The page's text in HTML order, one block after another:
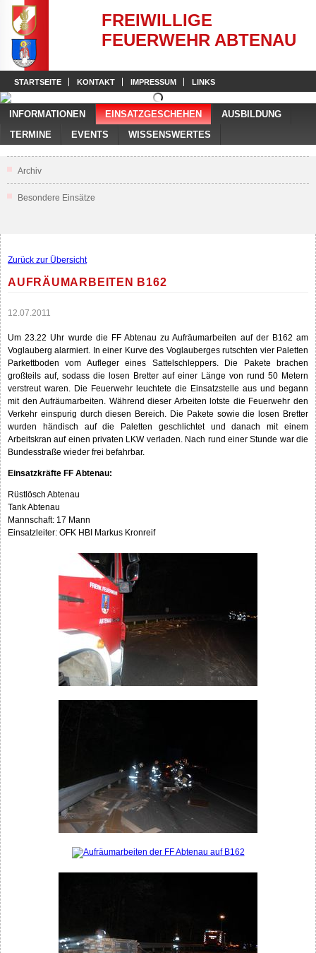
FREIWILLIGE
FEUERWEHR ABTENAU
STARTSEITE KONTAKT IMPRESSUM LINKS
INFORMATIONEN EINSATZGESCHEHEN
AUSBILDUNG
TERMINE
EVENTS WISSENSWERTES
Archiv
Besondere Einsätze
Zurück zur Übersicht
AUFRÄUMARBEITEN B162
12.07.2011
Um 23.22 Uhr wurde die FF Abtenau zu Aufräumarbeiten auf der B162 am
Voglauberg alarmiert. In einer Kurve des Voglauberges rutschten vier Paletten
Parkettboden vom Aufleger eines Sattelschleppers. Die Pakete brachen
großteils auf, sodass die losen Bretter auf einer Länge von rund 50 Metern
verstreut waren. Die Feuerwehr leuchtete die Einsatzstelle aus und begann
mit den Aufräumarbeiten. Während dieser Arbeiten lotste die Feuerwehr den
Verkehr einspurig durch diesen Bereich. Die Pakete sowie die losen Bretter
wurden händisch auf die Paletten geschlichtet und danach mit einem
Arbeitskran auf einen privaten LKW verladen. Nach rund einer Stunde war die
Bundesstraße wieder frei befahrbar.
Einsatzkräfte FF Abtenau:
Rüstlösch Abtenau
Tank Abtenau
Mannschaft: 17 Mann
Einsatzleiter: OFK HBI Markus Kronreif